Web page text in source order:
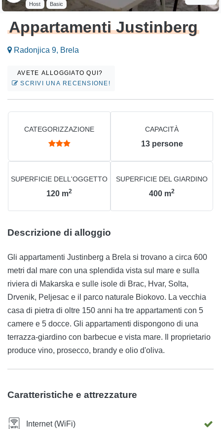
Host Basic
Appartamenti Justinberg
Radonjica 9, Brela
AVETE ALLOGGIATO QUI?
SCRIVI UNA RECENSIONE!
CATEGORIZZAZIONE CAPACITÀ
13 persone
SUPERFICIE DELL'OGGETTO
120 m2
SUPERFICIE DEL GIARDINO
400 m2
Descrizione di alloggio
Gli appartamenti Justinberg a Brela si trovano a circa 600
metri dal mare con una splendida vista sul mare e sulla
riviera di Makarska e sulle isole di Brac, Hvar, Solta,
Drvenik, Peljesac e il parco naturale Biokovo. La vecchia
casa di pietra di oltre 150 anni ha tre appartamenti con 5
camere e 5 docce. Gli appartamenti dispongono di una
terrazza-giardino con barbecue e vista mare. Il proprietario
produce vino, prosecco, brandy e olio d'oliva.
Caratteristiche e attrezzature
Internet (WiFi)